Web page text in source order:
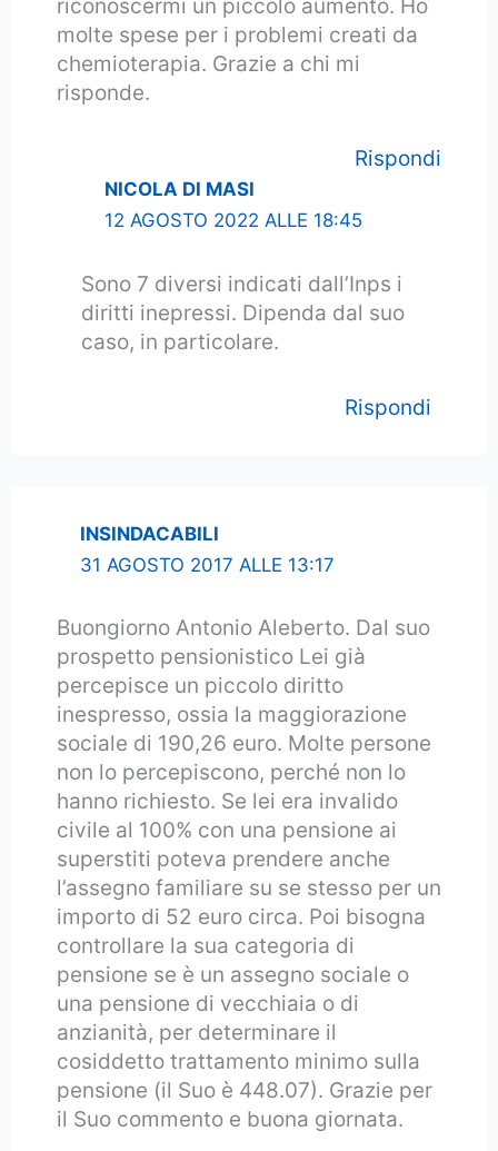
riconoscermi un piccolo aumento. Ho
molte spese per i problemi creati da
chemioterapia. Grazie a chi mi
risponde.
Rispondi
NICOLA DI MASI
12 AGOSTO 2022 ALLE 18:45
Sono 7 diversi indicati dall’Inps i
diritti inepressi. Dipenda dal suo
caso, in particolare.
Rispondi
INSINDACABILI
31 AGOSTO 2017 ALLE 13:17
Buongiorno Antonio Aleberto. Dal suo
prospetto pensionistico Lei già
percepisce un piccolo diritto
inespresso, ossia la maggiorazione
sociale di 190,26 euro. Molte persone
non lo percepiscono, perché non lo
hanno richiesto. Se lei era invalido
civile al 100% con una pensione ai
superstiti poteva prendere anche
l’assegno familiare su se stesso per un
importo di 52 euro circa. Poi bisogna
controllare la sua categoria di
pensione se è un assegno sociale o
una pensione di vecchiaia o di
anzianità, per determinare il
cosiddetto trattamento minimo sulla
pensione (il Suo è 448.07). Grazie per
il Suo commento e buona giornata.